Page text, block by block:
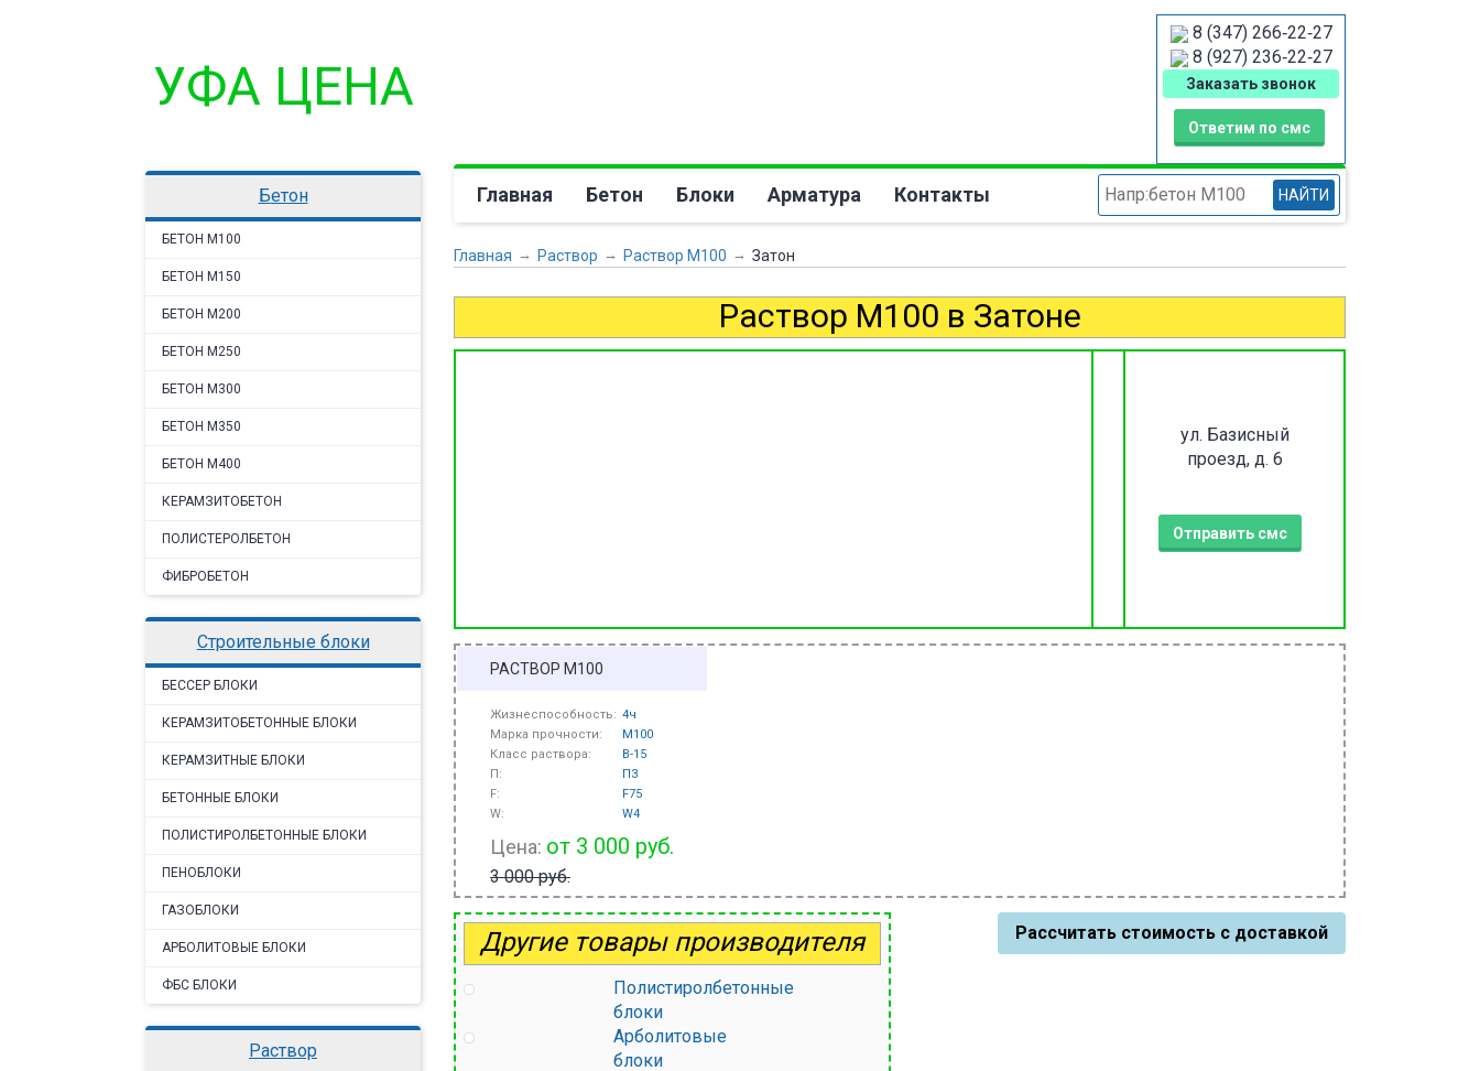
УФА ЦЕНА
бетон
БЕТОН М100
БЕТОН М150
БЕТОН М200
БЕТОН М250
БЕТОН М300
БЕТОН М350
БЕТОН М400
КЕРАМЗИТОБЕТОН
ПОЛИСТЕРОЛБЕТОН
ФИБРОБЕТОН
строительные блоки
БЕССЕР БЛОКИ
КЕРАМЗИТОБЕТОННЫЕ БЛОКИ
КЕРАМЗИТНЫЕ БЛОКИ
БЕТОННЫЕ БЛОКИ
ПОЛИСТИРОЛБЕТОННЫЕ БЛОКИ
ПЕНОБЛОКИ
ГАЗОБЛОКИ
АРБОЛИТОВЫЕ БЛОКИ
ФБС БЛОКИ
раствор
8 (347) 266‑22‑27
8 (927) 236‑22‑27
Заказать звонок
Ответим по смс
Главная Бетон Блоки Арматура Контакты НАЙТИ
Главная → раствор → раствор М100 → Затон
Раствор М100 в Затоне
ул. Базисный
проезд, д. 6
Отправить смс
РАСТВОР М100
Жизнеспособность: 4ч
Марка прочности:
M100
Класс раствора:
B-15
П:
П3
F:
F75
W:
W4
Цена: от 3 000 руб.
3 000 руб.
Рассчитать стоимость с доставкой
Другие товары производителя
Полистиролбетонные
блоки
Арболитовые
блоки